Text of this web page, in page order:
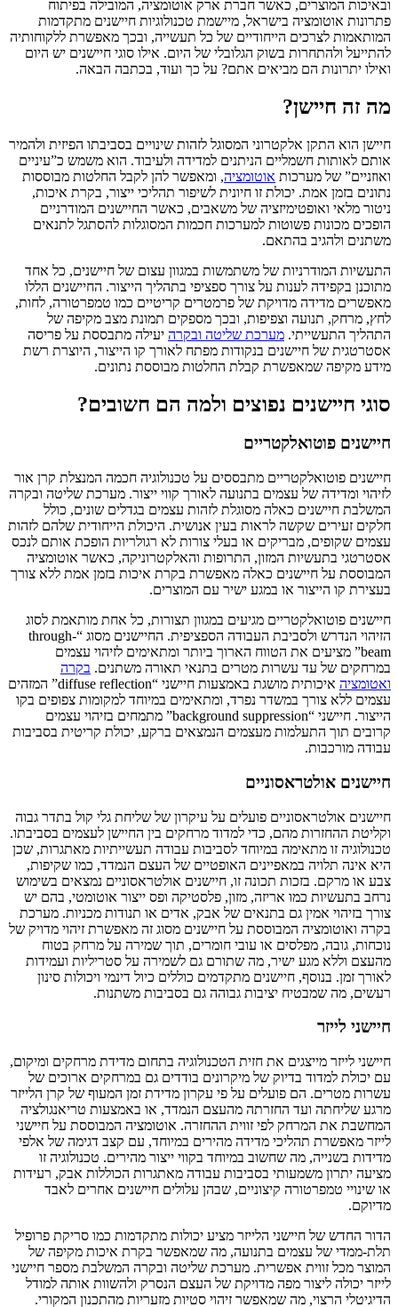
ובאיכות המוצרים, כאשר חברת ארק אוטומציה, המובילה בפיתוח
פתרונות אוטומציה בישראל, מיישמת טכנולוגיות חיישנים מתקדמות
המותאמות לצרכים הייחודיים של כל תעשייה, ובכך מאפשרת ללקוחותיה
להתייעל ולהתחרות בשוק הגלובלי של היום. אילו סוגי חיישנים יש היום
ואילו יתרונות הם מביאים אתם? על כך ועוד, בכתבה הבאה.
מה זה חיישן?
חיישן הוא התקן אלקטרוני המסוגל לזהות שינויים בסביבתו הפיזית ולהמיר
אותם לאותות חשמליים הניתנים למדידה ולעיבוד. הוא משמש כ”עיניים
ואוזניים” של מערכות אוטומציה, ומאפשר להן לקבל החלטות מבוססות
נתונים בזמן אמת. יכולת זו חיונית לשיפור תהליכי ייצור, בקרת איכות,
ניטור מלאי ואופטימיזציה של משאבים, כאשר החיישנים המודרניים
הופכים מכונות פשוטות למערכות חכמות המסוגלות להסתגל לתנאים
משתנים ולהגיב בהתאם.
התעשיות המודרניות של משתמשות במגוון עצום של חיישנים, כל אחד
מתוכנן בקפידה לענות על צורך ספציפי בתהליך הייצור. החיישנים הללו
מאפשרים מדידה מדויקת של פרמטרים קריטיים כמו טמפרטורה, לחות,
לחץ, מרחק, תנועה וצפיפות, ובכך מספקים תמונת מצב מקיפה של
התהליך התעשייתי. מערכת שליטה ובקרה יעילה מתבססת על פריסה
אסטרטגית של חיישנים בנקודות מפתח לאורך קו הייצור, היוצרת רשת
מידע מקיפה שמאפשרת קבלת החלטות מבוססת נתונים.
סוגי חיישנים נפוצים ולמה הם חשובים?
חיישנים פוטואלקטריים
חיישנים פוטואלקטריים מתבססים על טכנולוגיה חכמה המנצלת קרן אור
לזיהוי ומדידה של עצמים בתנועה לאורך קווי ייצור. מערכת שליטה ובקרה
המשלבת חיישנים כאלה מסוגלת לזהות עצמים בגדלים שונים, כולל
חלקים זעירים שקשה לראות בעין אנושית. היכולת הייחודית שלהם לזהות
עצמים שקופים, מבריקים או בעלי צורות לא רגולריות הופכת אותם לנכס
אסטרטגי בתעשיות המזון, התרופות והאלקטרוניקה, כאשר אוטומציה
המבוססת על חיישנים כאלה מאפשרת בקרת איכות בזמן אמת ללא צורך
בעצירת קו הייצור או במגע ישיר עם המוצרים.
חיישנים פוטואלקטריים מגיעים במגוון תצורות, כל אחת מותאמת לסוג
הזיהוי הנדרש ולסביבת העבודה הספציפית. החיישנים מסוג “through-
beam” מציעים את הטווח הארוך ביותר ומתאימים לזיהוי עצמים
במרחקים של עד עשרות מטרים בתנאי תאורה משתנים. בקרה
ואטומציה
איכותית מושגת באמצעות חיישני “diffuse reflection” המזהים
עצמים ללא צורך במשדר נפרד, ומתאימים במיוחד למקומות צפופים בקו
הייצור. חיישני “background suppression” מתמחים בזיהוי עצמים
קרובים תוך התעלמות מעצמים הנמצאים ברקע, יכולת קריטית בסביבות
עבודה מורכבות.
חיישנים אולטראסוניים
חיישנים אולטראסוניים פועלים על עיקרון של שליחת גלי קול בתדר גבוה
וקליטת ההחזרות מהם, כדי למדוד מרחקים בין החיישן לעצמים בסביבתו.
טכנולוגיה זו מתאימה במיוחד לסביבות עבודה תעשייתיות מאתגרות, שכן
היא אינה תלויה במאפיינים האופטיים של העצם הנמדד, כמו שקיפות,
צבע או מרקם. בזכות תכונה זו, חיישנים אולטראסוניים נמצאים בשימוש
נרחב בתעשיות כמו אריזה, מזון, פלסטיקה ופס ייצור אוטומטי, בהם יש
צורך בזיהוי אמין גם בתנאים של אבק, אדים או תנודות מכניות. מערכת
בקרה ואוטומציה המבוססת על חיישנים מסוג זה מאפשרת זיהוי מדויק של
נוכחות, גובה, מפלסים או עובי חומרים, תוך שמירה על מרחק בטוח
מהעצם וללא מגע ישיר, מה שתורם גם לשמירה על סטריליות ועמידות
לאורך זמן. בנוסף, חיישנים מתקדמים כוללים כיול דינמי ויכולות סינון
רעשים, מה שמבטיח יציבות גבוהה גם בסביבות משתנות.
חיישני לייזר
חיישני לייזר מייצגים את חזית הטכנולוגיה בתחום מדידת מרחקים ומיקום,
עם יכולת למדוד בדיוק של מיקרונים בודדים גם במרחקים ארוכים של
עשרות מטרים. הם פועלים על פי עקרון מדידת זמן המעוף של קרן הלייזר
מרגע שליחתה ועד החזרתה מהעצם הנמדד, או באמצעות טריאנגולציה
המחשבת את המרחק לפי זווית ההחזרה. אוטומציה המבוססת על חיישני
לייזר מאפשרת תהליכי מדידה מהירים במיוחד, עם קצב דגימה של אלפי
מדידות בשנייה, מה שחשוב במיוחד בקווי ייצור מהירים. טכנולוגיה זו
מציעה יתרון משמעותי בסביבות עבודה מאתגרות הכוללות אבק, רעידות
או שינויי טמפרטורה קיצוניים, שבהן עלולים חיישנים אחרים לאבד
מדיוקם.
הדור החדש של חיישני הלייזר מציע יכולות מתקדמות כמו סריקת פרופיל
תלת-ממדי של עצמים בתנועה, מה שמאפשר בקרת איכות מקיפה של
המוצר מכל זווית אפשרית. מערכת שליטה ובקרה המשלבת מספר חיישני
לייזר יכולה ליצור מפה מדויקת של העצם הנסרק ולהשוות אותה למודל
הדיגיטלי הרצוי, מה שמאפשר זיהוי סטיות מזעריות מהתכנון המקורי.